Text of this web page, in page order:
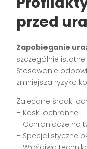
przed
Zapobieganie
szczególnie
Stosowanie
zmniejsza ryzyko
Zalecane środki
– Kaski ochronne
– Ochraniacze na
– Specjalistyczne